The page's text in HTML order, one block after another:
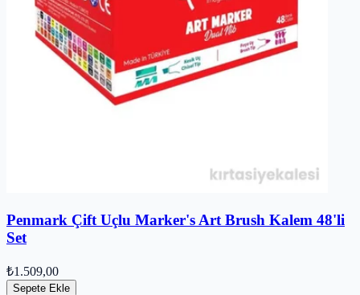
Penmark Çift Uçlu Marker's Art Brush Kalem 48'li
Set
₺1.509,00
Sepete Ekle